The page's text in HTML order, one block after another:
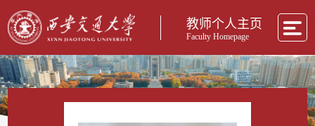
教师个人主页
Faculty Homepage